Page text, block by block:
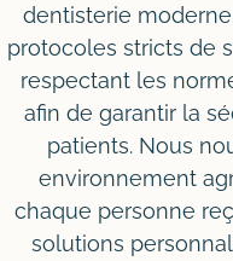
dentisterie
protocoles stricts de
respectant les
afin de garantir la
patients. Nous
environnement
chaque personne
solutions